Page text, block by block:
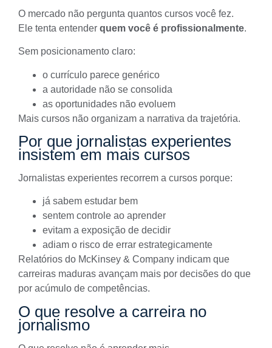
O mercado não pergunta quantos cursos você fez.
Ele tenta entender quem você é profissionalmente.
Sem posicionamento claro:
o currículo parece genérico
a autoridade não se consolida
as oportunidades não evoluem
Mais cursos não organizam a narrativa da trajetória.
Por que jornalistas experientes
insistem em mais cursos
Jornalistas experientes recorrem a cursos porque:
já sabem estudar bem
sentem controle ao aprender
evitam a exposição de decidir
adiam o risco de errar estrategicamente
Relatórios do McKinsey & Company indicam que
carreiras maduras avançam mais por decisões do que
por acúmulo de competências.
O que resolve a carreira no
jornalismo